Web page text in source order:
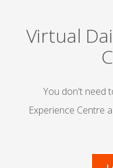
Virtual
You don't need
Experience Centre